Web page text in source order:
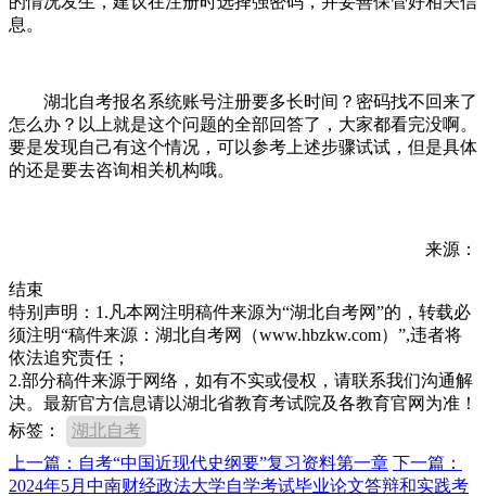
息。
湖北自考报名系统账号注册要多长时间？密码找不回来了
怎么办？以上就是这个问题的全部回答了，大家都看完没啊。
要是发现自己有这个情况，可以参考上述步骤试试，但是具体
的还是要去咨询相关机构哦。
来源：
结束
特别声明：1.凡本网注明稿件来源为“湖北自考网”的，转载必
须注明“稿件来源：湖北自考网（www.hbzkw.com）”,违者将
依法追究责任；
2.部分稿件来源于网络，如有不实或侵权，请联系我们沟通解
决。最新官方信息请以湖北省教育考试院及各教育官网为准！
标签：
湖北自考
上一篇：自考“中国近现代史纲要”复习资料第一章 下一篇：
2024年5月中南财经政法大学自学考试毕业论文答辩和实践考